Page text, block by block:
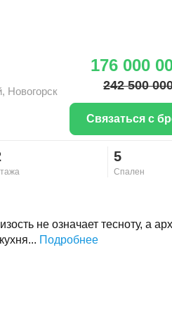
, Новогорск
5
Спален
не означает тесноту, а
Подробнее
176 000
242 500
Связаться с